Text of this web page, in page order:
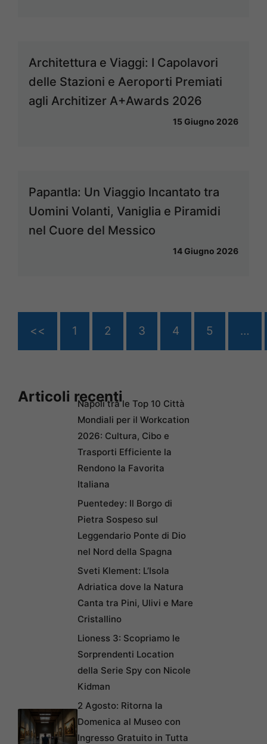
Architettura e Viaggi: I Capolavori
delle Stazioni e Aeroporti Premiati
agli Architizer A+Awards 2026
15 Giugno 2026
Papantla: Un Viaggio Incantato tra
Uomini Volanti, Vaniglia e Piramidi
nel Cuore del Messico
14 Giugno 2026
<< 1 2 3 4 5 …
Articoli recentiNapoli tra le Top 10 Città
Mondiali per il Workcation
2026: Cultura, Cibo e
Trasporti Efficiente la
Rendono la Favorita
Italiana
Puentedey: Il Borgo di
Pietra Sospeso sul
Leggendario Ponte di Dio
nel Nord della Spagna
Sveti Klement: L’Isola
Adriatica dove la Natura
Canta tra Pini, Ulivi e Mare
Cristallino
Lioness 3: Scopriamo le
Sorprendenti Location
della Serie Spy con Nicole
Kidman
2 Agosto: Ritorna la
Domenica al Museo con
Ingresso Gratuito in Tutta